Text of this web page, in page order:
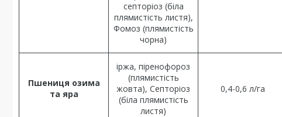
септоріоз (біла
плямистість листя),
Фомоз (плямистість
чорна)
Пшениця озима
та яра
іржа, піренофороз
(плямистість
жовта), Септоріоз
(біла плямистість
листя)
0,4-0,6 л/га